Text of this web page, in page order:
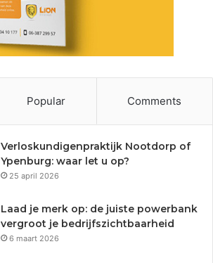
Popular Comments
Verloskundigenpraktijk Nootdorp of
Ypenburg: waar let u op?
25 april 2026
Laad je merk op: de juiste powerbank
vergroot je bedrijfszichtbaarheid
6 maart 2026